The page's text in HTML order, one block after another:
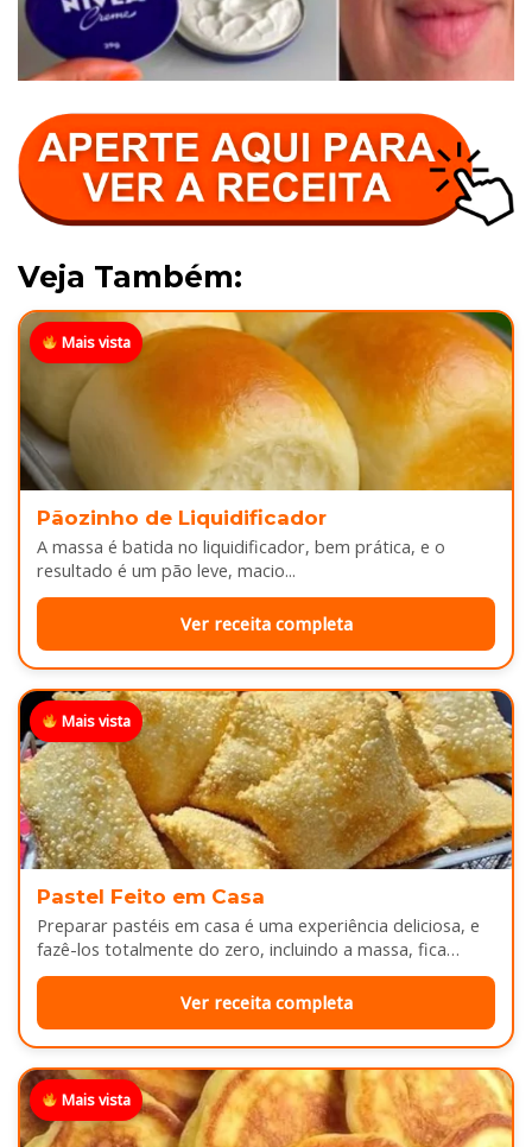
Veja Também:
Mais vista
Pãozinho de Liquidificador
A massa é batida no liquidificador, bem prática, e o
resultado é um pão leve, macio...
Ver receita completa
Mais vista
Pastel Feito em Casa
Preparar pastéis em casa é uma experiência deliciosa, e
fazê-los totalmente do zero, incluindo a massa, fica
melhor ainda...
Ver receita completa
Mais vista